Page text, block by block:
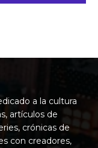
a la cultura
artículos de
crónicas de
con creadores,